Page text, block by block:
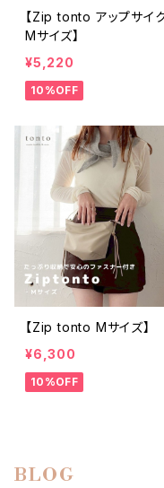
【Zip tonto アップサイ
Mサイズ】
¥5,220
10%OFF
【Zip tonto Mサイズ】
¥6,300
10%OFF
BLOG